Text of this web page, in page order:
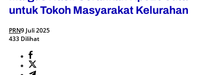
untuk Tokoh Masyarakat Kelurahan
PRN9 Juli 2025
433 Dilihat